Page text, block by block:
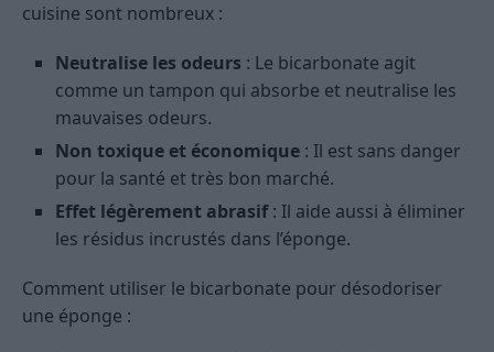
cuisine sont nombreux :
Neutralise les odeurs : Le bicarbonate agit
comme un tampon qui absorbe et neutralise les
mauvaises odeurs.
Non toxique et économique : Il est sans danger
pour la santé et très bon marché.
Effet légèrement abrasif: Il aide aussi à éliminer
les résidus incrustés dans l’éponge.
Comment utiliser le bicarbonate pour désodoriser
une éponge :